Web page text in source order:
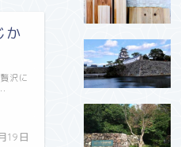
か
19日
沢に